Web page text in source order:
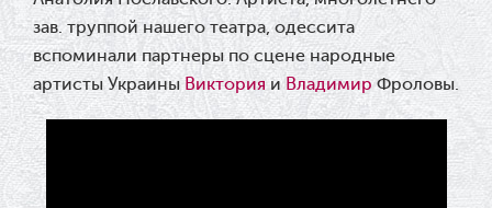
зав. труппой нашего театра, одессита
вспоминали партнеры по сцене народные
артисты Украины Викторияи Владимир Фроловы.